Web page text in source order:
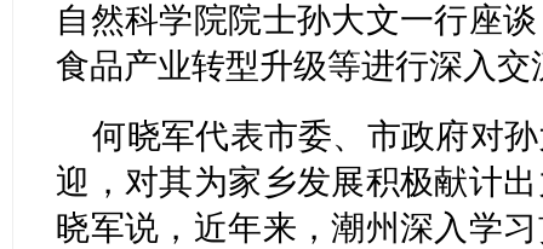
自然科学院院士孙大文一行座
食品产业转型升级等进行深入
何晓军代表市委、市政府对
迎，对其为家乡发展积极献计
晓军说，近年来，潮州深入学